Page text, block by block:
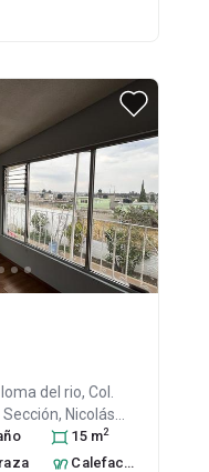
del rio, Col.
Nicolás
, C.P. 54425, ID:
15 m2
s Calefacción